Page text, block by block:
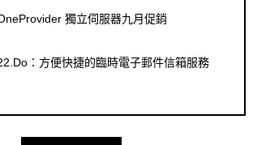
獨立伺服器九月促銷
：方便快捷的臨時電子郵件信箱服務